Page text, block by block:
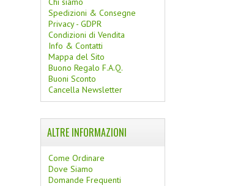
Spedizioni & Consegne
Privacy - GDPR
Condizioni di Vendita
Info & Contatti
Mappa del Sito
Buono Regalo F.A.Q.
Buoni Sconto
Cancella Newsletter
ALTRE INFORMAZIONI
Come Ordinare
Dove Siamo
Domande Frequenti